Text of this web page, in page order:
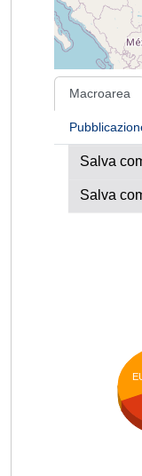
Macroarea
Salva
Salva